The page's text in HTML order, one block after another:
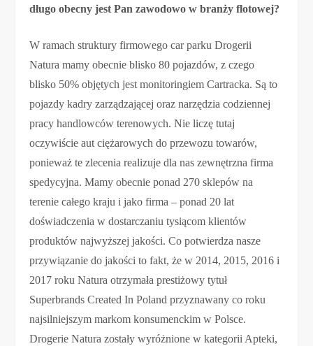
długo obecny jest Pan zawodowo w branży flotowej?
W ramach struktury firmowego car parku Drogerii
Natura mamy obecnie blisko 80 pojazdów, z czego
blisko 50% objętych jest monitoringiem Cartracka. Są to
pojazdy kadry zarządzającej oraz narzędzia codziennej
pracy handlowców terenowych. Nie liczę tutaj
oczywiście aut ciężarowych do przewozu towarów,
ponieważ te zlecenia realizuje dla nas zewnętrzna firma
spedycyjna. Mamy obecnie ponad 270 sklepów na
terenie całego kraju i jako firma – ponad 20 lat
doświadczenia w dostarczaniu tysiącom klientów
produktów najwyższej jakości. Co potwierdza nasze
przywiązanie do jakości to fakt, że w 2014, 2015, 2016 i
2017 roku Natura otrzymała prestiżowy tytuł
Superbrands Created In Poland przyznawany co roku
najsilniejszym markom konsumenckim w Polsce.
Drogerie Natura zostały wyróżnione w kategorii Apteki,